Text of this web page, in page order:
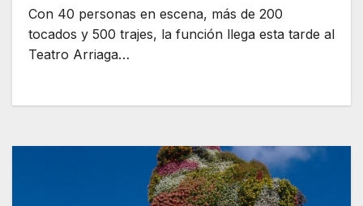
Con 40 personas en escena, más de 200
tocados y 500 trajes, la función llega esta tarde al
Teatro Arriaga…